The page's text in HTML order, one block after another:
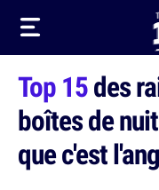
Top 15des
boîtes de
que c'est